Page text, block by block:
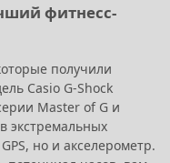
фитнесс-
получили
Casio G-Shock
Master of G и
экстремальных
но и акселерометр.